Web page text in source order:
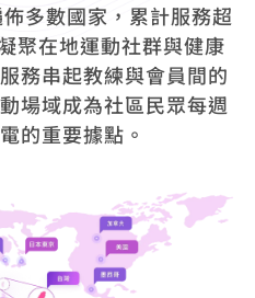
多數國家，累計服務超
聚在地運動社群與健康
務串起教練與會員間的
場域成為社區民眾每週
的重要據點。